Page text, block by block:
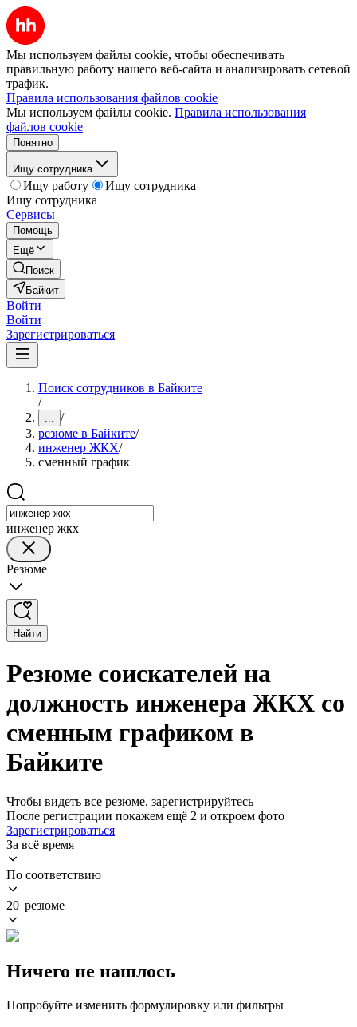
Мы используем файлы cookie, чтобы обеспечивать
правильную работу нашего веб-сайта и анализировать сетевой
трафик.
Правила использования файлов cookie
Мы используем файлы cookie. Правила использования
файлов cookie
Понятно
Ищу сотрудника
Ищу работу
Ищу сотрудника
Ищу сотрудника
Сервисы
Помощь
Ещё
Поиск
Байкит
Войти
Войти
Зарегистрироваться
Поиск сотрудников в Байките
/
... /
резюме в Байките/
инженер ЖКХ/
сменный график
инженер жкх
Резюме
Найти
Резюме соискателей на
должность инженера ЖКХ со
сменным графиком в
Байките
Чтобы видеть все резюме, зарегистрируйтесь
После регистрации покажем ещё 2 и откроем фото
Зарегистрироваться
За всё время
По соответствию
20 резюме
Ничего не нашлось
Попробуйте изменить формулировку или фильтры